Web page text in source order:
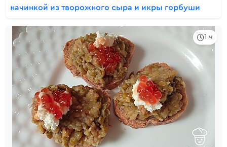
начинкой из творожного сыра и икры горбуши
1 ч